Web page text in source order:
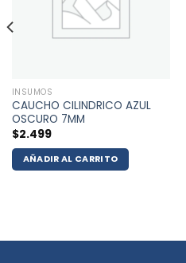
INSUMOS
CAUCHO CILINDRICO AZUL
OSCURO 7MM
$2.499
AÑADIR AL CARRITO